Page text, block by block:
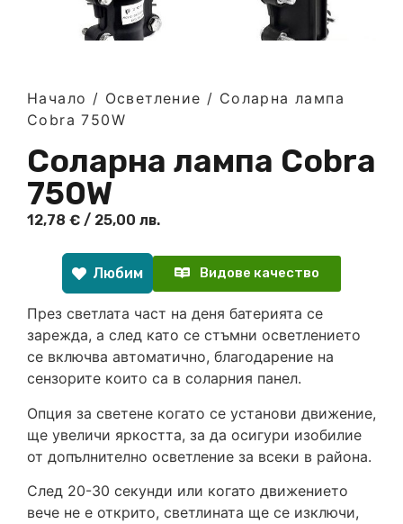
Начало / Осветление / Соларна лампа
Cobra 750W
Соларна лампа Cobra
750W
12,78 € / 25,00 лв.
Любим Видове качество
През светлата част на деня батерията се
зарежда, а след като се стъмни осветлението
се включва автоматично, благодарение на
сензорите които са в соларния панел.
Опция за светене когато се установи движение,
ще увеличи яркостта, за да осигури изобилие
от допълнително осветление за всеки в района.
След 20-30 секунди или когато движението
вече не е открито, светлината ще се изключи,